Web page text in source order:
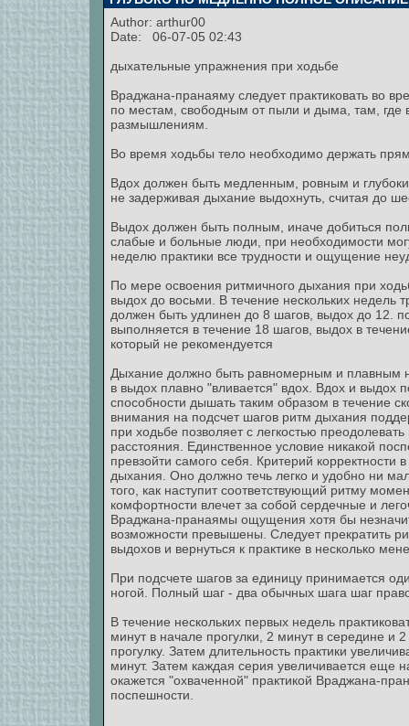
Author: arthur00
Date: 06-07-05 02:43
дыхательные упражнения при ходьбе
Враджана-пранаяму следует практиковать во
по местам, свободным от пыли и дыма, там, где
размышлениям.
Во время ходьбы тело необходимо держать
Вдох должен быть медленным, ровным и
не задерживая дыхание выдохнуть, считая до
Выдох должен быть полным, иначе добиться
слабые и больные люди, при необходимости
неделю практики все трудности и ощущение
По мере освоения ритмичного дыхания при
выдох до восьми. В течение нескольких недель
должен быть удлинен до 8 шагов, выдох до 12.
выполняется в течение 18 шагов, выдох в
который не рекомендуется
Дыхание должно быть равномерным и плавным
в выдох плавно "вливается" вдох. Вдох и выдох
способности дышать таким образом в течение
внимания на подсчет шагов ритм дыхания
при ходьбе позволяет с легкостью
расстояния. Единственное условие никакой
превзойти самого себя. Критерий
дыхания. Оно должно течь легко и удобно ни
того, как наступит соответствующий ритму
комфортности влечет за собой сердечные и
Враджана-пранаямы ощущения хотя бы
возможности превышены. Следует прекратить
выдохов и вернуться к практике в несколько
При подсчете шагов за единицу принимается
ногой. Полный шаг - два обычных шага шаг
В течение нескольких первых недель
минут в начале прогулки, 2 минут в середине и
прогулку. Затем длительность практики
минут. Затем каждая серия увеличивается еще
окажется "охваченной" практикой Враджана-
поспешности.